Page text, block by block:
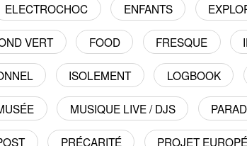
ELECTROCHOC ENFANTS
VERT FOOD FRESQUE
ISOLEMENT LOGBOOK
MUSIQUE LIVE / DJS
PRÉCARITÉ PROJET